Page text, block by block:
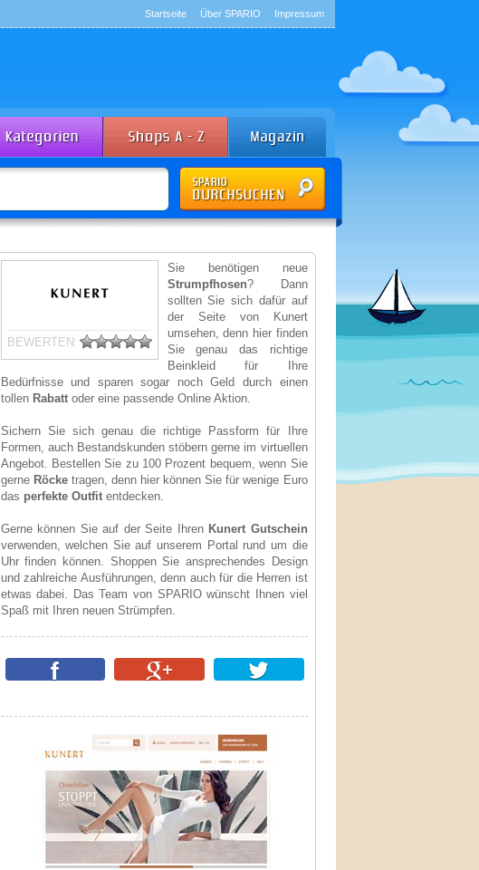
Startseite Über SPARIO Impressum
BEWERTEN:
Sie benötigen neue
Strumpfhosen? Dann
sollten Sie sich dafür auf
der Seite von Kunert
umsehen, denn hier finden
Sie genau das richtige
Beinkleid für Ihre
Bedürfnisse und sparen sogar noch Geld durch einen
tollen Rabattoder eine passende Online Aktion.
Sichern Sie sich genau die richtige Passform für Ihre
Formen, auch Bestandskunden stöbern gerne im virtuellen
Angebot. Bestellen Sie zu 100 Prozent bequem, wenn Sie
gerne Röcketragen, denn hier können Sie für wenige Euro
das perfekte Outfitentdecken.
Gerne können Sie auf der Seite Ihren Kunert Gutschein
verwenden, welchen Sie auf unserem Portal rund um die
Uhr finden können. Shoppen Sie ansprechendes Design
und zahlreiche Ausführungen, denn auch für die Herren ist
etwas dabei. Das Team von SPARIO wünscht Ihnen viel
Spaß mit Ihren neuen Strümpfen.